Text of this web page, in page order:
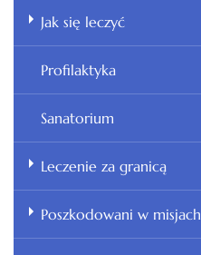
Jak się leczyć
Profilaktyka
Sanatorium
Leczenie za granicą
Poszkodowani w misjach